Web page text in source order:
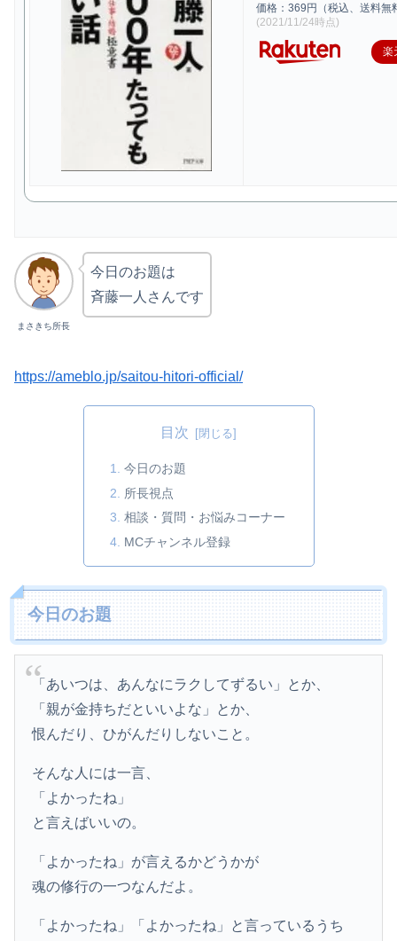
価格：369円（税込、送料無
(2021/11/24時点)
楽
まさきち所長
今日のお題は
斉藤一人さんです
https://ameblo.jp/saitou-hitori-official/
目次
今日のお題
所長視点
相談・質問・お悩みコーナー
MCチャンネル登録
今日のお題
「あいつは、あんなにラクしてずるい」とか、
「親が金持ちだといいよな」とか、
恨んだり、ひがんだりしないこと。
そんな人には一言、
「よかったね」
と言えばいいの。
「よかったね」が言えるかどうかが
魂の修行の一つなんだよ。
「よかったね」「よかったね」と言っているうち